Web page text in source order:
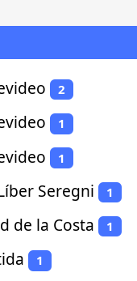
2
1
1
Seregni 1
de la Costa 1
1